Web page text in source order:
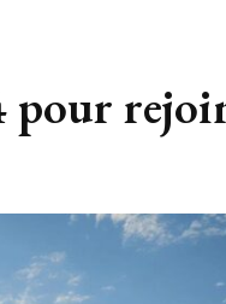
pour